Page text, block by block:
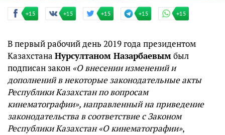
+15 +15 +15 +15 +15
В первый рабочий день 2019 года президентом
Казахстана Нурсултаном Назарбаевымбыл
подписан закон «О внесении изменений и
дополнений в некоторые законодательные акты
Республики Казахстан по вопросам
кинематографии», направленный на приведение
законодательства в соответствие с Законом
Республики Казахстан «О кинематографии»,